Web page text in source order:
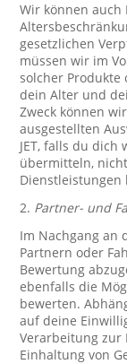
Wir können
gesetzlichen
müssen wir im
solcher Produkte
dein Alter und
Zweck können
ausgestellten
JET, falls du dich
übermitteln,
Dienstleistungen
2. Partner- und
Im Nachgang an
Partnern oder
Bewertung
ebenfalls die
bewerten.
auf deine
Verarbeitung zur
Einhaltung von